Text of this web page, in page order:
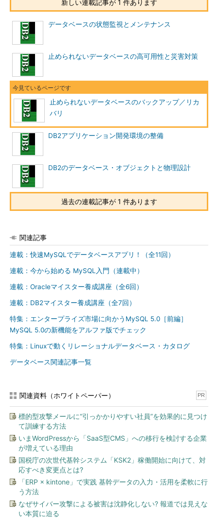
新しい連載記事が 1 件あります
データベースの状態監視とメンテナンス
止められないデータベースの高可用性と災害対策
止められないデータベースのバックアップ／リカ
バリ
DB2アプリケーション開発環境の整備
DB2のデータベース・オブジェクトと物理設計
過去の連載記事が 1 件あります
関連記事
連載：快速MySQLでデータベースアプリ！（全11回）
連載：今から始める MySQL入門（連載中）
連載：Oracleマイスター養成講座（全6回）
連載：DB2マイスター養成講座（全7回）
特集：エンタープライズ市場に向かうMySQL 5.0［前編］
MySQL 5.0の新機能をアルファ版でチェック
特集：Linuxで動くリレーショナルデータベース・カタログ
データベース関連記事一覧
関連資料（ホワイトペーパー） PR
標的型攻撃メールに“引っかかりやすい社員”を効果的に見つけ
て訓練する方法
いまWordPressから「SaaS型CMS」への移行を検討する企業
が増えている理由
国税庁の次世代基幹システム「KSK2」稼働開始に向けて、対
応すべき変更点とは?
「ERP × kintone」で実践 基幹データの入力・活用を柔軟に行
う方法
なぜサイバー攻撃による被害は沈静化しない? 報道では見えな
い本質に迫る